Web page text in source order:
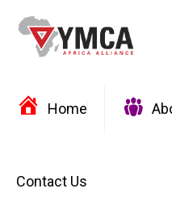
Home
Contact Us